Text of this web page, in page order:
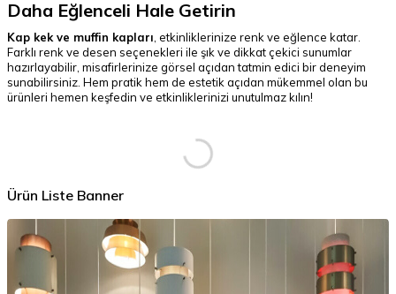
Daha Eğlenceli Hale Getirin
Kap kek ve muffin kapları , etkinliklerinize renk ve eğlence katar.
Farklı renk ve desen seçenekleri ile şık ve dikkat çekici sunumlar
hazırlayabilir, misafirlerinize görsel açıdan tatmin edici bir deneyim
sunabilirsiniz. Hem pratik hem de estetik açıdan mükemmel olan bu
ürünleri hemen keşfedin ve etkinliklerinizi unutulmaz kılın!
Ürün Liste Banner